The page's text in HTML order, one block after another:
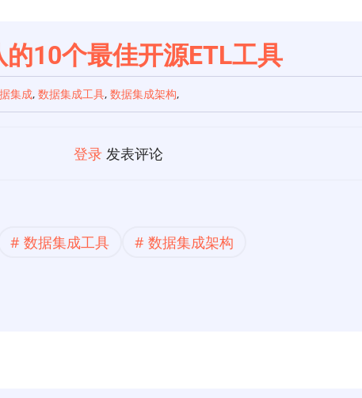
的10个最佳开源ETL工具
集成, 数据集成工具, 数据集成架构,
登录 发表评论
数据集成工具 数据集成架构